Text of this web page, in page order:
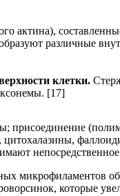
актина),
различные
клетки.
[17]
микрофиламентов
которые